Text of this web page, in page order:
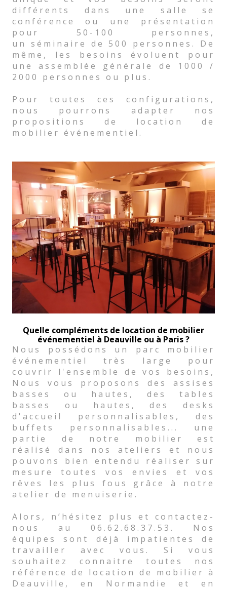
différents dans une salle se
conférence ou une présentation
pour 50-100 personnes,
un séminaire de 500 personnes. De
même, les besoins évoluent pour
une assemblée générale de 1000 /
2000 personnes ou plus.
Pour toutes ces configurations,
nous pourrons adapter nos
propositions de location de
mobilier événementiel.
Quelle compléments de location de mobilier
événementiel à Deauville ou à Paris ?
Nous possédons un parc mobilier
événementiel très large pour
couvrir l'ensemble de vos besoins,
Nous vous proposons des assises
basses ou hautes, des tables
basses ou hautes, des desks
d'accueil personnalisables, des
buffets personnalisables... une
partie de notre mobilier est
réalisé dans nos ateliers et nous
pouvons bien entendu réaliser sur
mesure toutes vos envies et vos
rêves les plus fous grâce à notre
atelier de menuiserie.
Alors, n’hésitez plus et contactez-
nous au 06.62.68.37.53. Nos
équipes sont déjà impatientes de
travailler avec vous. Si vous
souhaitez connaitre toutes nos
référence de location de mobilier à
Deauville, en Normandie et en